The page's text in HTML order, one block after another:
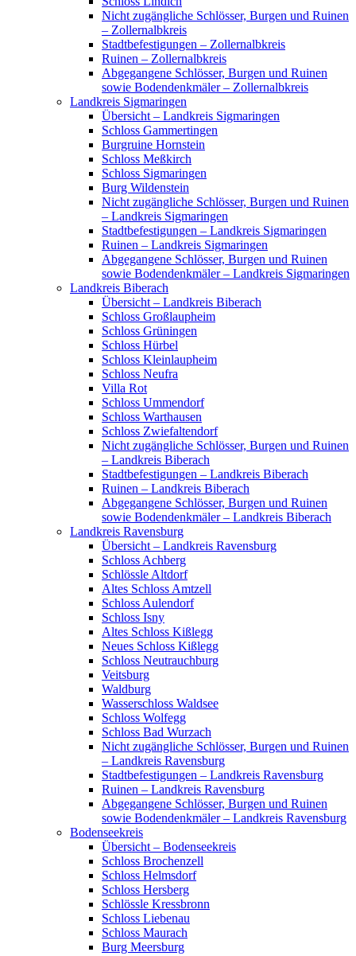
Nicht zugängliche Schlösser, Burgen und Ruinen
– Zollernalbkreis
Stadtbefestigungen – Zollernalbkreis
Ruinen – Zollernalbkreis
Abgegangene Schlösser, Burgen und Ruinen
sowie Bodendenkmäler – Zollernalbkreis
Landkreis Sigmaringen
Übersicht – Landkreis Sigmaringen
Schloss Gammertingen
Burgruine Hornstein
Schloss Meßkirch
Schloss Sigmaringen
Burg Wildenstein
Nicht zugängliche Schlösser, Burgen und Ruinen
– Landkreis Sigmaringen
Stadtbefestigungen – Landkreis Sigmaringen
Ruinen – Landkreis Sigmaringen
Abgegangene Schlösser, Burgen und Ruinen
sowie Bodendenkmäler – Landkreis Sigmaringen
Landkreis Biberach
Übersicht – Landkreis Biberach
Schloss Großlaupheim
Schloss Grüningen
Schloss Hürbel
Schloss Kleinlaupheim
Schloss Neufra
Villa Rot
Schloss Ummendorf
Schloss Warthausen
Schloss Zwiefaltendorf
Nicht zugängliche Schlösser, Burgen und Ruinen
– Landkreis Biberach
Stadtbefestigungen – Landkreis Biberach
Ruinen – Landkreis Biberach
Abgegangene Schlösser, Burgen und Ruinen
sowie Bodendenkmäler – Landkreis Biberach
Landkreis Ravensburg
Übersicht – Landkreis Ravensburg
Schloss Achberg
Schlössle Altdorf
Altes Schloss Amtzell
Schloss Aulendorf
Schloss Isny
Altes Schloss Kißlegg
Neues Schloss Kißlegg
Schloss Neutrauchburg
Veitsburg
Waldburg
Wasserschloss Waldsee
Schloss Wolfegg
Schloss Bad Wurzach
Nicht zugängliche Schlösser, Burgen und Ruinen
– Landkreis Ravensburg
Stadtbefestigungen – Landkreis Ravensburg
Ruinen – Landkreis Ravensburg
Abgegangene Schlösser, Burgen und Ruinen
sowie Bodendenkmäler – Landkreis Ravensburg
Bodenseekreis
Übersicht – Bodenseekreis
Schloss Brochenzell
Schloss Helmsdorf
Schloss Hersberg
Schlössle Kressbronn
Schloss Liebenau
Schloss Maurach
Burg Meersburg